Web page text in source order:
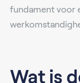
fundament voor
Wat is